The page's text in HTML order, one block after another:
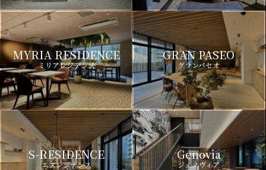
MYRIA RESIDENCE
ミリアレジデンス
GRAN PASEO
グランパセオ
S-RESIDENCE
エスレジデンス
Genovia
ジェノヴィア